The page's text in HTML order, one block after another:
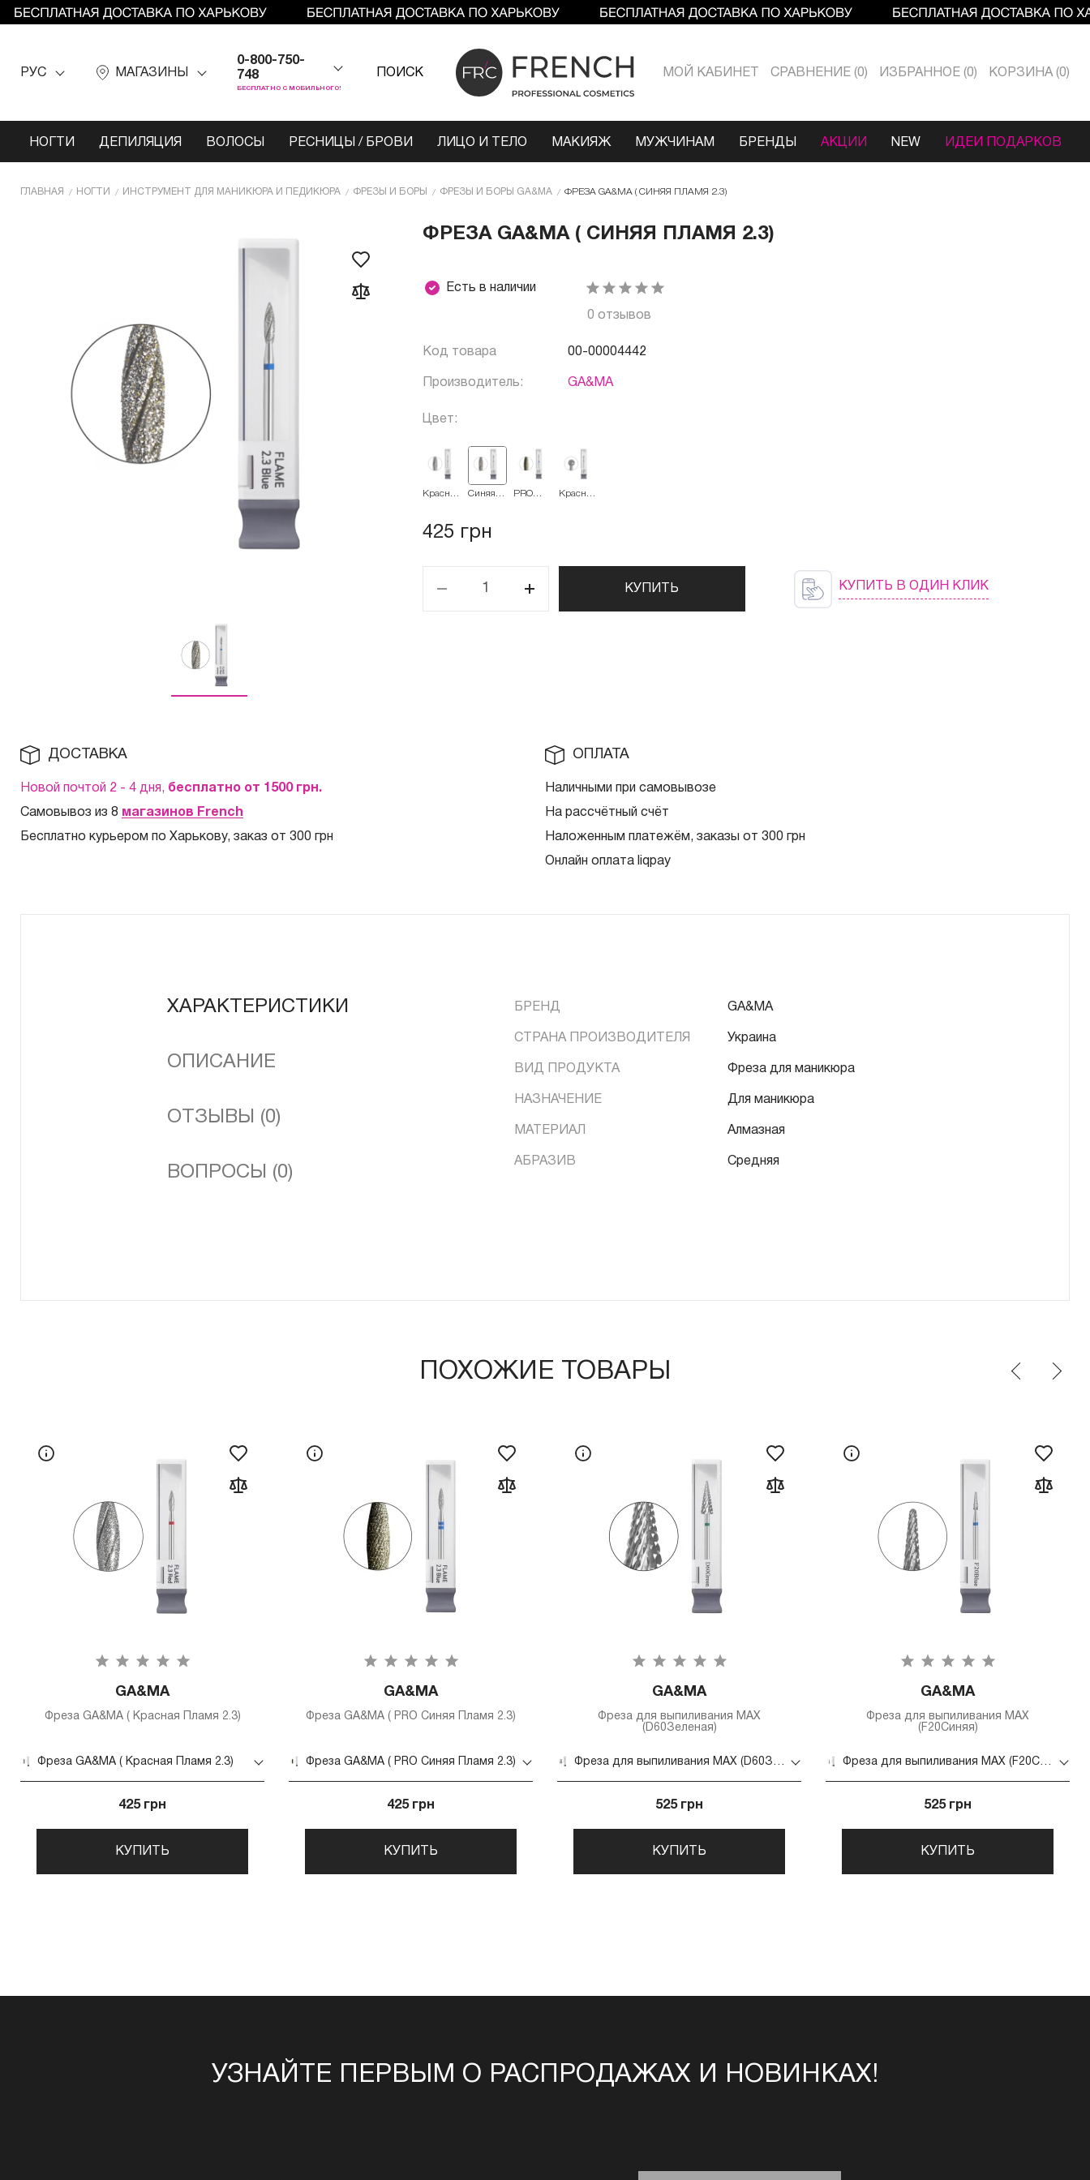
РУС МАГАЗИНЫ
0-800-750-
748
БЕСПЛАТНО С МОБИЛЬНОГО!
ПОИСК МОЙ КАБИНЕТ СРАВНЕНИЕ 0 ИЗБРАННОЕ 0 КОРЗИНА 0
НОГТИ ДЕПИЛЯЦИЯ ВОЛОСЫ РЕСНИЦЫ / БРОВИ ЛИЦО И ТЕЛО МАКИЯЖ МУЖЧИНАМ БРЕНДЫ АКЦИИ NEW ИДЕИ ПОДАРКОВ
ГЛАВНАЯ НОГТИ ИНCТРУМЕНТ ДЛЯ МАНИКЮРА И ПЕДИКЮРА ФРЕЗЫ И БОРЫ ФРЕЗЫ И БОРЫ GA&MA ФРЕЗА GA&MA ( СИНЯЯ ПЛАМЯ 2.3)
ФРЕЗА GA&MA ( СИНЯЯ ПЛАМЯ 2.3)
Есть в наличии
0 отзывов
Код товара 00-00004442
Производитель: GA&MA
Цвет:
Красная
Синяя
PRO
Красная
425 грн
КУПИТЬ КУПИТЬ В ОДИН КЛИК
ДОСТАВКА
Новой почтой 2 - 4 дня, бесплатно от 1500 грн.
Самовывоз из 8 магазинов French
Бесплатно курьером по Харькову, заказ от 300 грн
ОПЛАТА
Наличными при самовывозе
На рассчётный счёт
Наложенным платежём, заказы от 300 грн
Онлайн оплата liqpay
ХАРАКТЕРИСТИКИ
ОПИСАНИЕ
ОТЗЫВЫ (0)
ВОПРОСЫ (0)
БРЕНД GA&MA
СТРАНА ПРОИЗВОДИТЕЛЯ Украина
ВИД ПРОДУКТА Фреза для маникюра
НАЗНАЧЕНИЕ Для маникюра
МАТЕРИАЛ Алмазная
АБРАЗИВ Средняя
ПОХОЖИЕ ТОВАРЫ
GA&MA
Фреза GA&MA ( Красная Пламя 2.3)
Фреза GA&MA ( Красная Пламя 2.3)
425 грн
КУПИТЬ
GA&MA
Фреза GA&MA ( PRO Синяя Пламя 2.3)
Фреза GA&MA ( PRO Синяя Пламя 2.3)
425 грн
КУПИТЬ
GA&MA
Фреза для выпиливания MAX
(D60Зеленая)
Фреза для выпиливания MAX (D60Зеленая)
525 грн
КУПИТЬ
GA&MA
Фреза для выпиливания MAX
(F20Синяя)
Фреза для выпиливания MAX (F20Синяя)
525 грн
КУПИТЬ
УЗНАЙТЕ ПЕРВЫМ О РАСПРОДАЖАХ И НОВИНКАХ!